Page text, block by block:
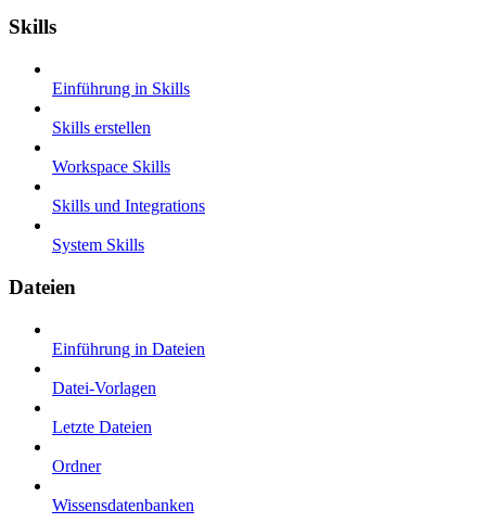
Skills
Einführung in Skills
Skills erstellen
Workspace Skills
Skills und Integrations
System Skills
Dateien
Einführung in Dateien
Datei-Vorlagen
Letzte Dateien
Ordner
Wissensdatenbanken